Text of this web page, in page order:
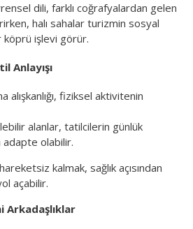
dili, farklı coğrafyalardan gelen
halı sahalar turizmin sosyal
köprü işlevi görür.
Anlayışı
alışkanlığı, fiziksel aktivitenin
alanlar, tatilcilerin günlük
olabilir.
kalmak, sağlık açısından
açabilir.
Arkadaşlıklar